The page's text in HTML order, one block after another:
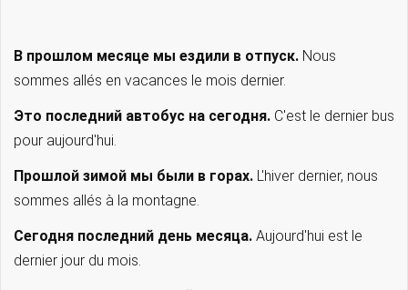
В прошлом месяце мы ездили в отпуск. Nous
sommes allés en vacances le mois dernier.
Это последний автобус на сегодня. C'est le dernier bus
pour aujourd'hui.
Прошлой зимой мы были в горах. L'hiver dernier, nous
sommes allés à la montagne.
Сегодня последний день месяца. Aujourd'hui est le
dernier jour du mois.